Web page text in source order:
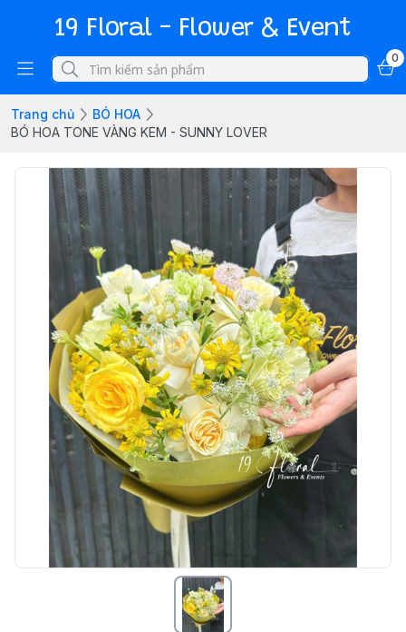
19 Floral - Flower & Event
0
Trang chủ
BÓ HOA
BÓ HOA TONE VÀNG KEM - SUNNY LOVER